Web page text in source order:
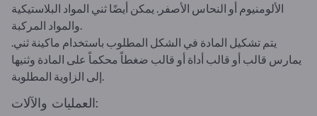
الألومنيوم أو النحاس الأصفر. يمكن أيضًا ثني المواد البلاستيكية
يتم تشكيل المادة في الشكل المطلوب باستخدام ماكينة ثني.
يمارس قالب أو قالب أداة أو قالب ضغطاً محكماً على المادة وثنيها
العمليات والآلات: